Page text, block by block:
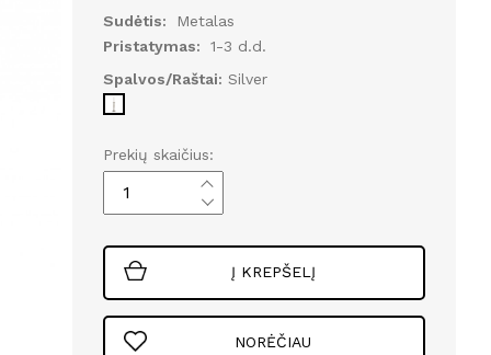
Sudėtis:
Metalas
Pristatymas:
1-3 d.d.
Spalvos/Raštai: Silver
Prekių skaičius:
Į KREPŠELĮ
NORĖČIAU